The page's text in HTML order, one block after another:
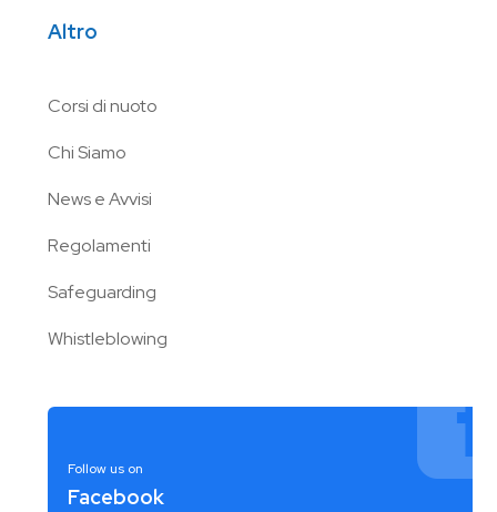
Altro
Corsi di nuoto
Chi Siamo
News e Avvisi
Regolamenti
Safeguarding
Whistleblowing
Follow us on
Facebook